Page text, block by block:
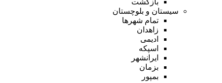
سیستان و بلوچستان
تمام شهر‌ها
زاهدان
ادیمی
اسپکه
ایرانشهر
بزمان
بمپور